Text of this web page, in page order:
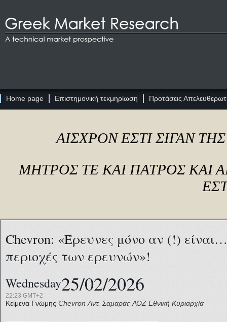
Home page Επιστημονική τεκμηρίωση Προτάσεις
ΑΙΣΧΡΟΝ ΕΣΤΙ ΣΙΓΑΝ
ΜΗΤΡΟΣ ΤΕ ΚΑΙ ΠΑΤΡΟΣ ΚΑΙ
Chevron: «Έρευνες μόνο αν (!) είναι…
περιοχές των ερευνών»!
Wednesday25/02/2026
22:23 GMT+2
Κείμενα Γνώμης Chevron Αντ. Σαμαράς ΑΟΖ Εθνική Κυριαρχία